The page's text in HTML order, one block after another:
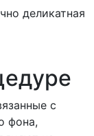
деликатная
с
фона,